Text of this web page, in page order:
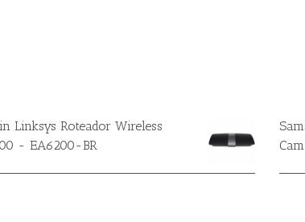
Linksys Roteador Wireless
- EA6200-BR